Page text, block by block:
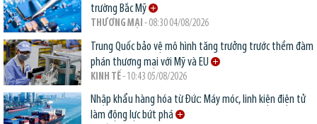
trường Bắc Mỹ
THƯƠNG MẠI - 08:30 04/08/2026
Trung Quốc bảo vệ mô hình tăng trưởng trước thềm đàm
phán thương mại với Mỹ và EU
KINH TẾ- 10:43 05/08/2026
Nhập khẩu hàng hóa từ Đức: Máy móc, linh kiện điện tử
làm động lực bứt phá